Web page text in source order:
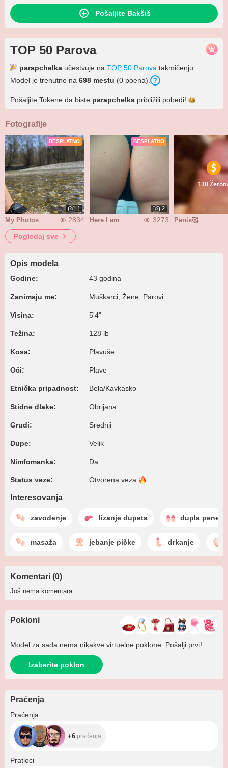
Pošaljite Bakšiš
TOP 50 Parova
parapchelka učestvuje na TOP 50 Parova takmičenju.
Model je trenutno na 698 mestu (0 poena).
Pošaljite Tokene da biste parapchelka približili pobedi!
Fotografije
BESPLATNO
1
My Photos 2834
BESPLATNO
2
Here I am 3273
130
Penis🥰
Pogledaj sve
Opis modela
Godine: 43 godina
Zanimaju me: Muškarci, Žene, Parovi
Visina: 5'4"
Težina: 128 lb
Kosa: Plavuše
Oči: Plave
Etnička pripadnost: Bela/Kavkasko
Stidne dlake: Obrijana
Grudi: Srednji
Dupe: Velik
Nimfomanka: Da
Status veze: Otvorena veza
Interesovanja
zavođenje lizanje dupeta dupla
masaža jebanje pičke drkanje
Komentari (0)
Još nema komentara
Pokloni
Model za sada nema nikakve virtuelne poklone. Pošalji prvi!
Izaberite poklon
Praćenja
Praćenja
+6 praćenja
Pratioci